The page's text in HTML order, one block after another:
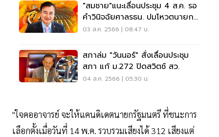
"สมชาย"แนะเลื่อนประชุม 4 ส.ค. รอ
คำวินิจฉัยศาลรธน. ปมโหวตนายกฯ
ให้ชัดก่อน
03 ส.ค. 2566 | 08:47 น.
สภาล่ม "วันนอร์" สั่งเลื่อนประชุม
สภา แก้ ม.272 ปิดสวิตช์ สว.
04 ส.ค. 2566 | 05:30 น.
"ใจคออาจารย์ จะให้แคนดิเดตนายกรัฐมนตรี ที่ชนะการ
เลือกตั้งเมื่อวันที่ 14 พ.ค. รวบรวมเสียงได้ 312 เสียงแต่